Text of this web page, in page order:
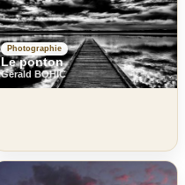
Photographie
Le ponton
Gerald BOHIC